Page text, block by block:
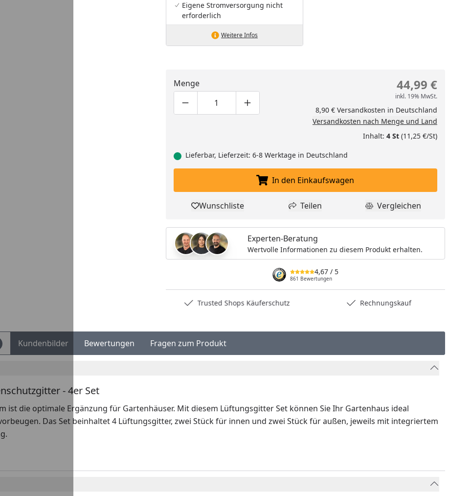
Eigene Stromversorgung nicht
erforderlich
Weitere Infos
Menge
Produktmenge um eins verringern
Produktmenge manuell eingeben
Produktmenge um eins erhöhen
44,99 €
inkl. 19% MwSt.
8,90 € Versandkosten in Deutschland
Versandkosten nach Menge und Land
Inhalt: 4 St(11,25 €/St)
Lieferbar, Lieferzeit: 6-8 Werktage in Deutschland
In den Einkaufswagen legen
In den Einkaufswagen
Produkt zur Wunschliste hinzufügen
Wunschliste Teilen
Teilen Produkt
Vergleichen
Experten-Beratung
Wertvolle Informationen zu diesem Produkt erhalten.
4,67 / 5
861 Bewertungen
Trusted Shops Käuferschutz Rechnungskauf
Kundenbilder Bewertungen Fragen zum Produkt
- 4er Set
ist die optimale Ergänzung für Gartenhäuser. Mit diesem Lüftungsgitter Set können Sie Ihr Gartenhaus ideal
Das Set beinhaltet 4 Lüftungsgitter, zwei Stück für innen und zwei Stück für außen, jeweils mit integriertem